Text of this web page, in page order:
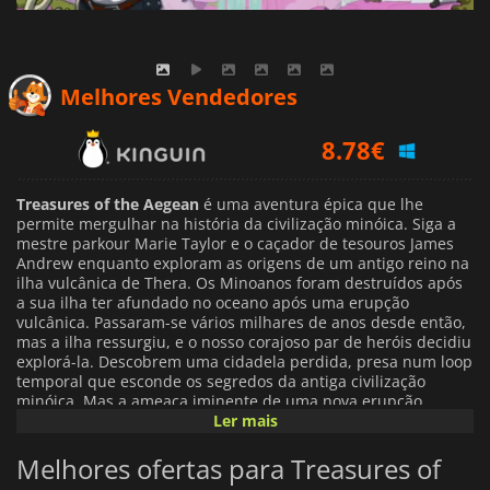
Melhores Vendedores
11.17€
7.38€
Treasures of the Aegean é uma aventura épica que lhe
permite mergulhar na história da civilização minóica. Siga a
mestre parkour Marie Taylor e o caçador de tesouros James
Andrew enquanto exploram as origens de um antigo reino na
ilha vulcânica de Thera. Os Minoanos foram destruídos após
a sua ilha ter afundado no oceano após uma erupção
vulcânica. Passaram-se vários milhares de anos desde então,
mas a ilha ressurgiu, e o nosso corajoso par de heróis decidiu
explorá-la. Descobrem uma cidadela perdida, presa num loop
temporal que esconde os segredos da antiga civilização
minóica. Mas a ameaça iminente de uma nova erupção
vulcânica não lhes dá muito tempo para explorarem.
Treasures of the Aegeané um thriller histórico que é jogado
como um jogo de plataforma de sidescroller em 2D. Também
Ler mais
Melhores ofertas para Treasures of